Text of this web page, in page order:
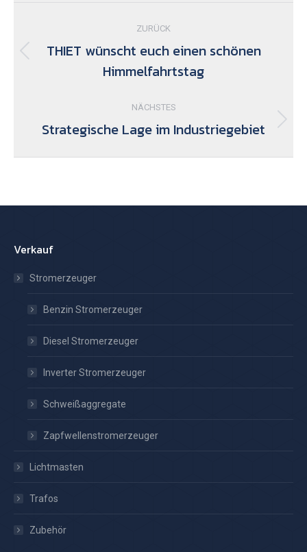
ZURÜCK
Vorheriger
Beitrag:
THIET wünscht euch einen schönen
Himmelfahrtstag
NÄCHSTES
Nächster
Strategische Lage im Industriegebiet
Verkauf
Stromerzeuger
Benzin Stromerzeuger
Diesel Stromerzeuger
Inverter Stromerzeuger
Schweißaggregate
Zapfwellenstromerzeuger
Lichtmasten
Trafos
Zubehör